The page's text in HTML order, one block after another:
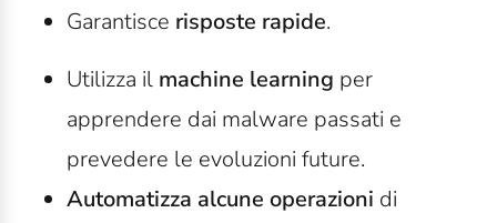
Garantisce risposte rapide.
Utilizza il machine learning per
apprendere dai malware passati e
prevedere le evoluzioni future.
Automatizza alcune operazioni di